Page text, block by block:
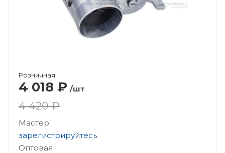
Розничная
4 018 ₽ /шт
4 420 ₽
Мастер
зарегистрируйтесь
Оптовая